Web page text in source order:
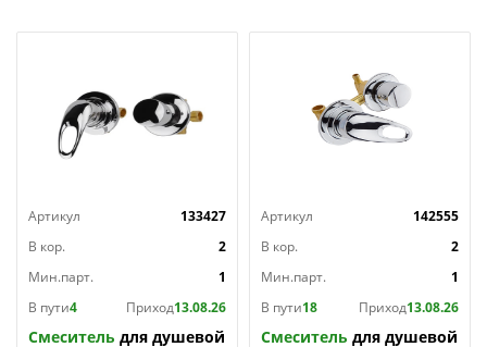
Артикул
133427
В кор.
2
Мин.парт.
1
В пути4 Приход13.08.26
Смеситель для душевой
Артикул
142555
В кор.
2
Мин.парт.
1
В пути18 Приход13.08.26
Смеситель для душевой